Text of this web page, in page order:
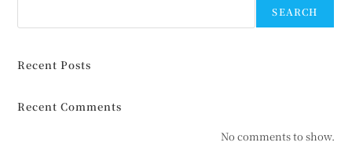
SEARCH
Recent Posts
Recent Comments
No comments to show.